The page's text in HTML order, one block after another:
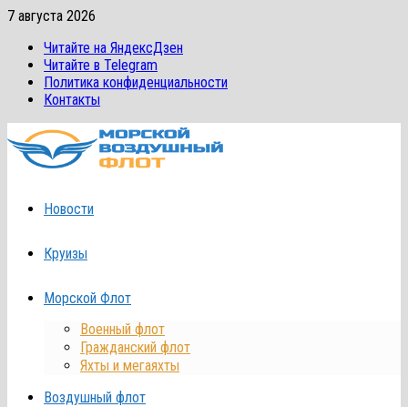
Перейти
содержимому
7 августа 2026
Читайте на ЯндексДзен
Читайте в Telegram
Политика конфиденциальности
Контакты
Новости
Круизы
Морской Флот
Военный флот
Гражданский флот
Яхты и мегаяхты
Воздушный флот